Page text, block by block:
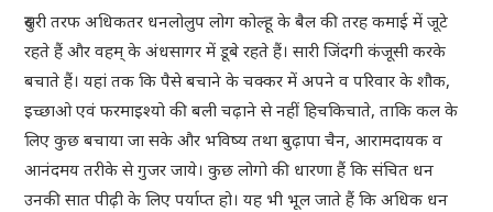
दुसरी तरफ अधिकतर धनलोलुप लोग कोल्हू के बैल की तरह कमाई में जूटे
रहते हैं और वहम् के अंधसागर में डूबे रहते हैं। सारी जिंदगी कंजूसी करके
बचाते हैं। यहां तक ​​कि पैसे बचाने के चक्कर में अपने व परिवार के शौक,
इच्छाओ एवं फरमाइश्यो की बली चढ़ाने से नहीं हिचकिचाते, ताकि कल के
लिए कुछ बचाया जा सके और भविष्य तथा बुढ़ापा चैन, आरामदायक व
आनंदमय तरीके से गुजर जाये। कुछ लोगो की धारणा हैं कि संचित धन
उनकी सात पीढ़ी के लिए पर्याप्त हो। यह भी भूल जाते हैं कि अधिक धन